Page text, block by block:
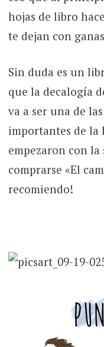
hojas de libro
te dejan con
Sin duda es un
que la decalogía
va a ser una de
importantes de la
empezaron con la
comprarse «El
recomiendo!